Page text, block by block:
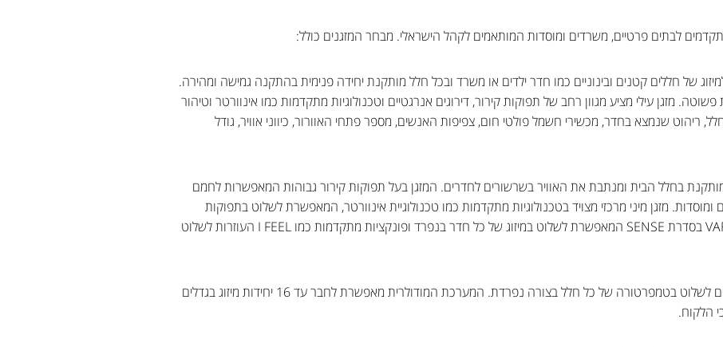
לבתים פרטיים, משרדים ומוסדות המותאמים לקהל הישראלי. מבחר המזגנים כולל:
סוס מיועד למיזוג של חללים קטנים ובינוניים כמו חדר ילדים או משרד ובכל חלל מותקנת יחידה פנימית בהתקנה גמישה ומהירה.
מזגן עילי מציע מגוון רחב של תפוקות קירור, דירוגים אנרגטיים וטכנולוגיות מתקדמות כמו אינוורטר וטיהור
ריהוט שנמצא בחדר, מכשירי חשמל פולטי חום, צפיפות האנשים, מספר פתחי האוורור, כיווני אוויר, גודל
המותקנת בחלל הבית ומנתבת את האוויר בשרשורים לחדרים. המזגן בעל תפוקות קירור גבוהות המאפשרות לחמם
מזגן מיני מרכזי מצויד בטכנולוגיות מתקדמות כמו טכנולוגיית אינוורטר, המאפשרת לשלוט בתפוקות
הקירור באופן אופטימלי, טכנולוגיית VAF בסדרת SENSE המאפשרת לשלוט במיזוג של כל חדר בנפרד ופונקציות מתקדמות כמו I FEEL העוזרות לשלוט
מזגני מיני VRF החסכוניים המאפשרים לשלוט בטמפרטורה של כל חלל בצורה נפרדת. המערכת המודולרית מאפשרת לחבר עד 16 יחידות מיזוג בגדלים
הלקוח.